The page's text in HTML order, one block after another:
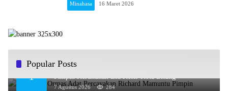
Minahasa 16 Maret 2026
Popular Posts
1
Gabungan Ormas Adat Percayakan Richard Mamuntu
Pimpin Kerukunan Esa Keter Kota Bitung
7 Agustus 2026 284